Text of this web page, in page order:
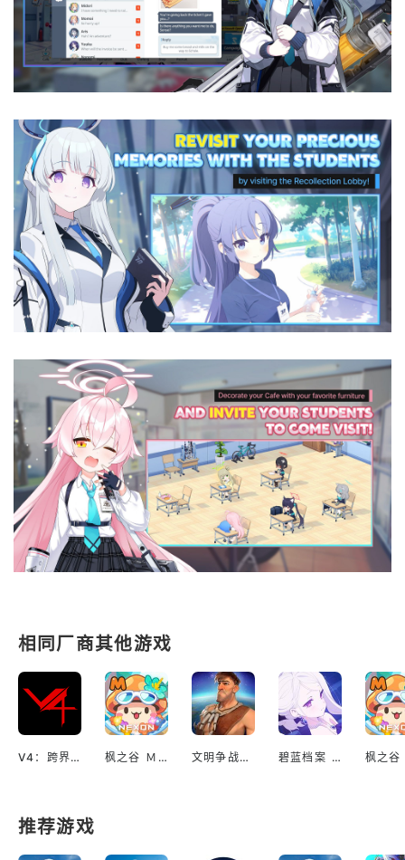
相同厂商其他游戏
V4：跨界战（美服） 枫之谷 Ｍ（冒险岛 日服） 文明争战（国际服） 碧蓝档案 Blue Archive（国际服）
推荐游戏